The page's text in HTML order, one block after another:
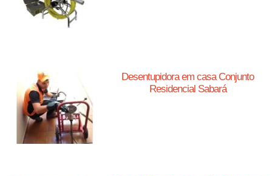
Desentupidora em casa Conjunto
Residencial Sabará